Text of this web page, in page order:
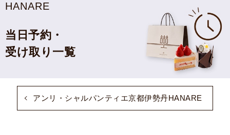
HANARE
当日予約・
受け取り一覧
アンリ・シャルパンティエ京都伊勢丹HANARE